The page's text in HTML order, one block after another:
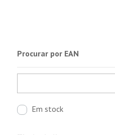
Procurar por EAN
Em stock